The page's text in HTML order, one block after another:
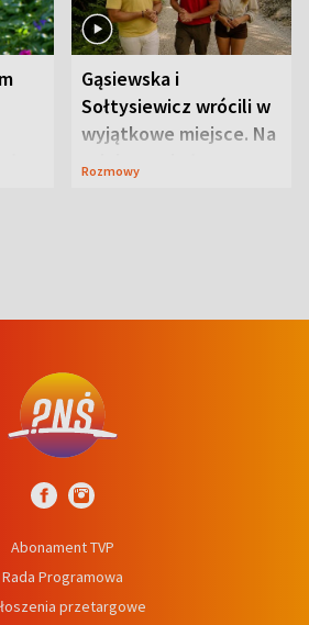
Gąsiewska i
Sołtysiewicz wrócili w
wyjątkowe miejsce. Na
szlaku czekał
Rozmowy
Abonament TVP
Rada Programowa
przetargowe